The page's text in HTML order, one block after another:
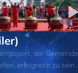
der Gemeinde
erfolgreich zu sein.